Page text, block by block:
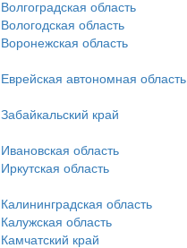
Волгоградская область
Вологодская область
Воронежская область
Еврейская автономная область
Забайкальский край
Ивановская область
Иркутская область
Калининградская область
Калужская область
Камчатский край